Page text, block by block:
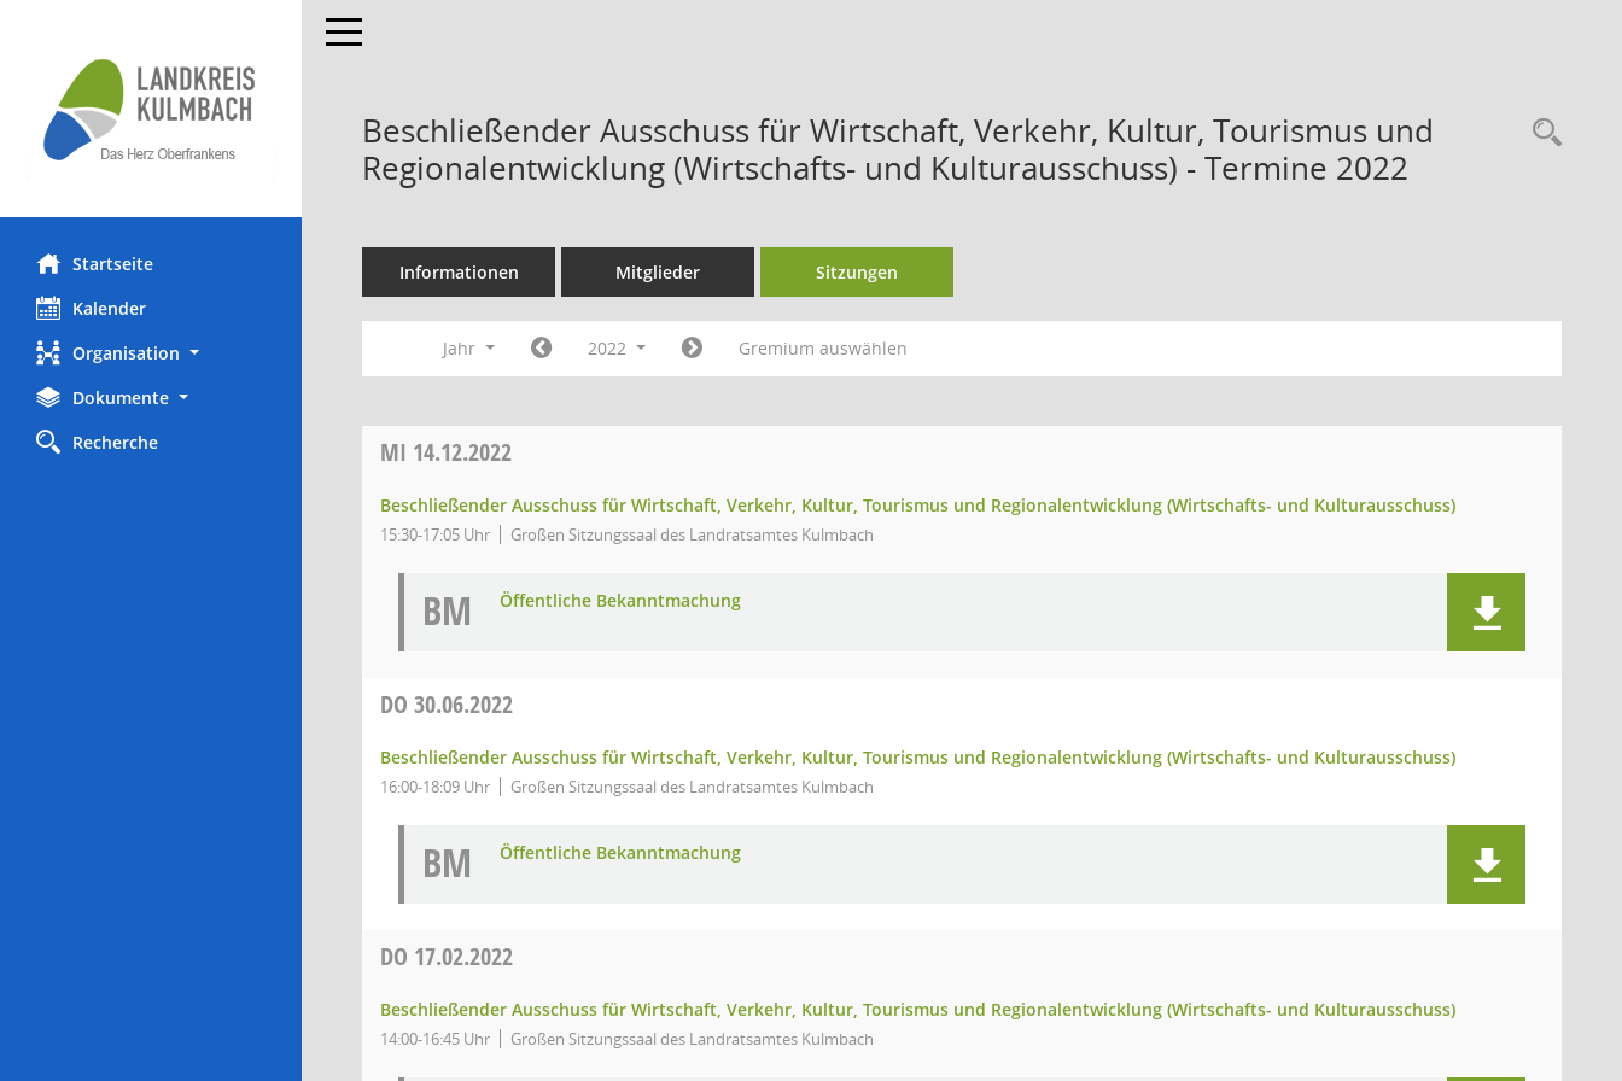
Startseite
Kalender
Organisation
Dokumente
Recherche
Toggle navigation
Beschließender Ausschuss für Wirtschaft, Verkehr, Kultur, Tourismus und
Regionalentwicklung (Wirtschafts- und Kulturausschuss) - Termine 2022
Informationen Mitglieder Sitzungen
Jahr 2022 Gremium auswählen
MI 14.12.2022
Beschließender Ausschuss für Wirtschaft, Verkehr, Kultur, Tourismus und Regionalentwicklung (Wirtschafts- und Kulturausschuss)
15:30-17:05 Uhr Großen Sitzungssaal des Landratsamtes Kulmbach
BM Öffentliche Bekanntmachung
DO 30.06.2022
Beschließender Ausschuss für Wirtschaft, Verkehr, Kultur, Tourismus und Regionalentwicklung (Wirtschafts- und Kulturausschuss)
16:00-18:09 Uhr Großen Sitzungssaal des Landratsamtes Kulmbach
BM Öffentliche Bekanntmachung
DO 17.02.2022
Beschließender Ausschuss für Wirtschaft, Verkehr, Kultur, Tourismus und Regionalentwicklung (Wirtschafts- und Kulturausschuss)
14:00-16:45 Uhr Großen Sitzungssaal des Landratsamtes Kulmbach